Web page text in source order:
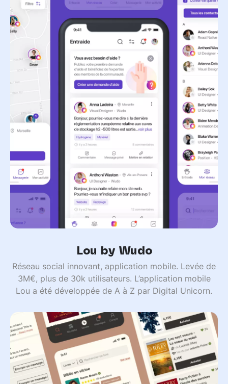
Lou by Wudo
Réseau social innovant, application mobile. Levée de
3M€, plus de 30k utilisateurs. L’application mobile
Lou a été développée de A à Z par Digital Unicorn.